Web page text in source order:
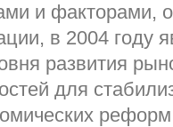
и факторами,
в 2004 году
развития
для